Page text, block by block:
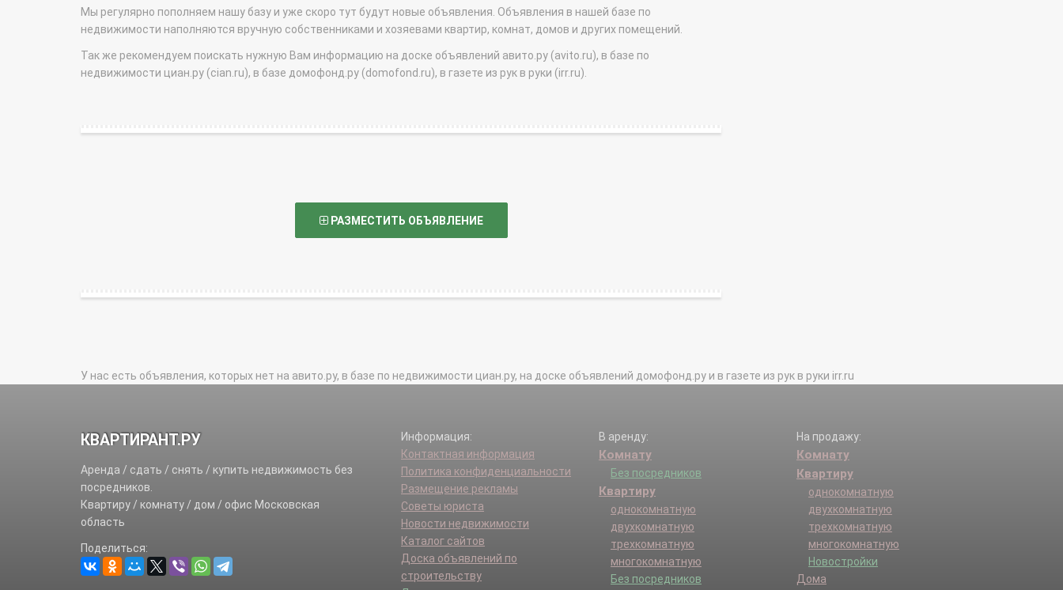
Мы регулярно пополняем нашу базу и уже скоро тут будут новые объявления. Объявления в нашей базе по
недвижимости наполняются вручную собственниками и хозяевами квартир, комнат, домов и других помещений.
Так же рекомендуем поискать нужную Вам информацию на доске объявлений авито.ру (avito.ru), в базе по
недвижимости циан.ру (cian.ru), в базе домофонд.ру (domofond.ru), в газете из рук в руки (irr.ru).
РАЗМЕСТИТЬ ОБЪЯВЛЕНИЕ
У нас есть объявления, которых нет на авито.ру, в базе по недвижимости циан.ру, на доске объявлений домофонд.ру и в газете из рук в руки irr.ru
КВАРТИРАНТ.РУ
Аренда / сдать / снять / купить недвижимость без
посредников.
Квартиру / комнату / дом / офис Московская
область
Поделиться:
Информация:
Контактная информация
Политика конфиденциальности
Размещение рекламы
Советы юриста
Новости недвижимости
Каталог сайтов
Доска объявлений по
строительству
В аренду:
Комнату
Без посредников
Квартиру
однокомнатную
двухкомнатную
трехкомнатную
многокомнатную
Без посредников
На продажу:
Комнату
Квартиру
однокомнатную
двухкомнатную
трехкомнатную
многокомнатную
Новостройки
Дома